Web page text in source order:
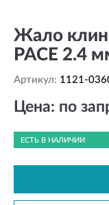
Жало
PACE 2.4
Артикул: 1121-
Цена: по
ЕСТЬ В НАЛИЧИИ